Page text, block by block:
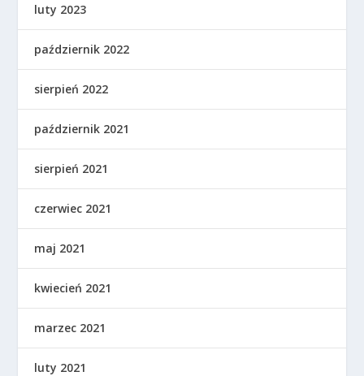
luty 2023
październik 2022
sierpień 2022
październik 2021
sierpień 2021
czerwiec 2021
maj 2021
kwiecień 2021
marzec 2021
luty 2021